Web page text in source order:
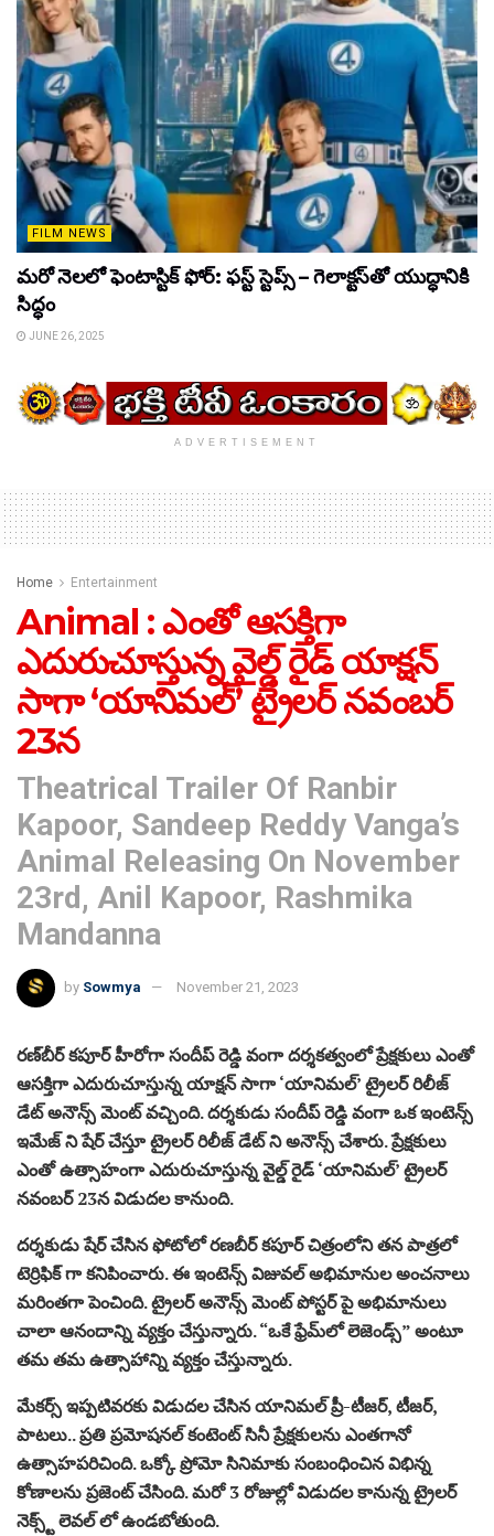
FILM NEWS
మరో నెలలో ఫెంటాస్టిక్ ఫోర్: ఫస్ట్ స్టెప్స్ – గెలాక్టస్‌తో యుద్ధానికి
సిద్ధం
JUNE 26, 2025
ADVERTISEMENT
Home Entertainment
Animal : ఎంతో ఆసక్తిగా
ఎదురుచూస్తున్న వైల్డ్ రైడ్‌ యాక్షన్
సాగా ‘యానిమల్’ ట్రైలర్‌ నవంబర్
23న
Theatrical Trailer Of Ranbir
Kapoor, Sandeep Reddy Vanga’s
Animal Releasing On November
23rd, Anil Kapoor, Rashmika
Mandanna
by Sowmya November 21, 2023
రణ్‌బీర్ కపూర్ హీరోగా సందీప్ రెడ్డి వంగా దర్శకత్వంలో ప్రేక్షకులు ఎంతో
ఆసక్తిగా ఎదురుచూస్తున్న యాక్షన్ సాగా ‘యానిమల్’ ట్రైలర్ రిలీజ్
డేట్ అనౌన్స్ మెంట్ వచ్చింది. దర్శకుడు సందీప్ రెడ్డి వంగా ఒక ఇంటెన్స్
ఇమేజ్ ని షేర్ చేస్తూ ట్రైలర్ రిలీజ్ డేట్ ని అనౌన్స్ చేశారు. ప్రేక్షకులు
ఎంతో ఉత్సాహంగా ఎదురుచూస్తున్న వైల్డ్ రైడ్‌ ‘యానిమల్’ ట్రైలర్
నవంబర్ 23న విడుదల కానుంది.
దర్శకుడు షేర్ చేసిన ఫోటోలో రణబీర్ కపూర్ చిత్రంలోని తన పాత్రలో
టెర్రిఫిక్ గా కనిపించారు. ఈ ఇంటెన్స్ విజువల్ అభిమానుల అంచనాలు
మరింతగా పెంచింది. ట్రైలర్ అనౌన్స్ మెంట్ పోస్టర్ పై అభిమానులు
చాలా ఆనందాన్ని వ్యక్తం చేస్తున్నారు. “ఒకే ఫ్రేమ్‌లో లెజెండ్స్” అంటూ
తమ తమ ఉత్సాహాన్ని వ్యక్తం చేస్తున్నారు.
మేకర్స్ ఇప్పటివరకు విడుదల చేసిన యానిమల్ ప్రీ-టీజర్, టీజర్,
పాటలు.. ప్రతి ప్రమోషనల్ కంటెంట్ సినీ ప్రేక్షకులను ఎంతగానో
ఉత్సాహపరిచింది. ఒక్కో ప్రోమో సినిమాకు సంబంధించిన విభిన్న
కోణాలను ప్రజెంట్ చేసింది. మరో 3 రోజుల్లో విడుదల కానున్న ట్రైలర్‌
నెక్స్ట్ లెవల్ లో ఉండబోతుంది.